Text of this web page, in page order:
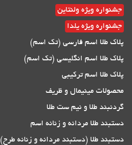
جشنواره ویژه ولنتاین
جشنواره ویژه یلدا
پلاک طلا اسم فارسی (تک اسم)
پلاک طلا اسم انگلیسی (تک اسم)
پلاک طلا اسم ترکیبی
محصولات مینیمال و ظریف
گردنبند طلا و نیم ست طلا
دستبند طلا مردانه و زنانه اسم
دستبند طلا (دستبند مردانه و زنانه طرح)